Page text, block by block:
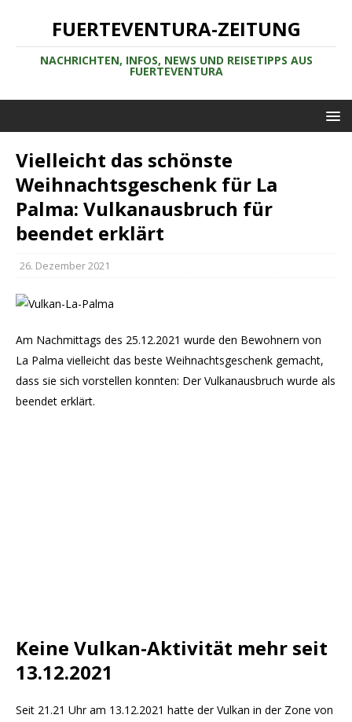
FUERTEVENTURA-ZEITUNG
NACHRICHTEN, INFOS, NEWS UND REISETIPPS AUS
FUERTEVENTURA
Vielleicht das schönste
Weihnachtsgeschenk für La
Palma: Vulkanausbruch für
beendet erklärt
26. Dezember 2021
Am Nachmittags des 25.12.2021 wurde den Bewohnern von
La Palma vielleicht das beste Weihnachtsgeschenk gemacht,
dass sie sich vorstellen konnten: Der Vulkanausbruch wurde als
beendet erklärt.
Keine Vulkan-Aktivität mehr seit
13.12.2021
Seit 21.21 Uhr am 13.12.2021 hatte der Vulkan in der Zone von